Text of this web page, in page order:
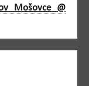
Mošovce @